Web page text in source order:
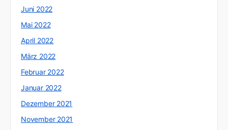
Juni 2022
Mai 2022
April 2022
März 2022
Februar 2022
Januar 2022
Dezember 2021
November 2021